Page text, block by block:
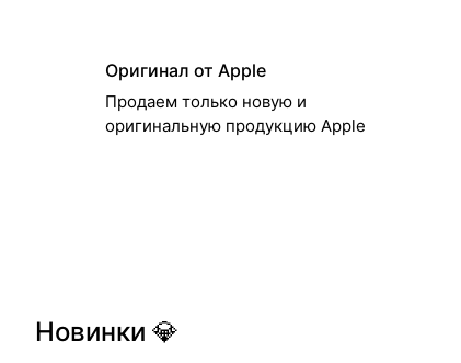
Оригинал от Apple
Продаем только новую и
оригинальную продукцию Apple
Новинки 💎